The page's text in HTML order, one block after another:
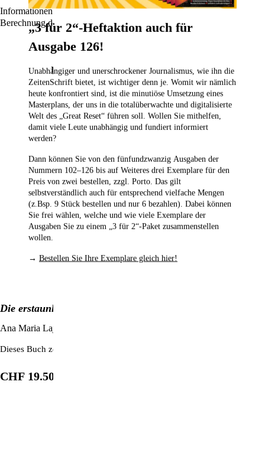
Informationen für den Standardversand, zur Lieferung und zur
Berechnung der Lieferfrist finden Sie
Unsere beliebtesten Produkte
Die erstaunliche Wirkung von Magnesium
Ana Maria Lajusticia Bergasa
Dieses Buch zeigt auf, wie man Arthrose und Osteoporose einfach
CHF 19.50
„3 für 2“-Heftaktion auch für
Ausgabe 126!
Unabhängiger und unerschrockener Journalismus, wie ihn die
ZeitenSchrift bietet, ist wichtiger denn je. Womit wir nämlich
heute konfrontiert sind, ist die minutiöse Umsetzung eines
Masterplans, der uns in die totalüberwachte und digitalisierte
Welt des „Great Reset“ führen soll. Wollen Sie mithelfen,
damit viele Leute unabhängig und fundiert informiert
werden?
Dann können Sie von den fünfundzwanzig Ausgaben der
Nummern 102–126 bis auf Weiteres drei Exemplare für den
Preis von zwei bestellen, zzgl. Porto. Das gilt
selbstverständlich auch für entsprechend vielfache Mengen
(z.Bsp. 9 Stück bestellen und nur 6 bezahlen). Dabei können
Sie frei wählen, welche und wie viele Exemplare der
Ausgaben Sie zu einem „3 für 2“-Paket zusammenstellen
wollen.
→ Bestellen Sie Ihre Exemplare gleich hier!